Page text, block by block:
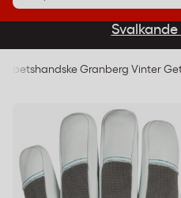
Arbetshandske Granberg Vinter